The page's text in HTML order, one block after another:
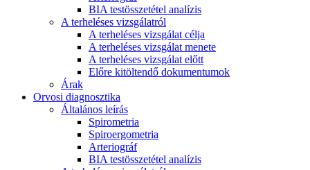
BIA testösszetétel analízis
A terheléses vizsgálatról
A terheléses vizsgálat célja
A terheléses vizsgálat menete
A terheléses vizsgálat előtt
Előre kitöltendő dokumentumok
Árak
Orvosi diagnosztika
Általános leírás
Spirometria
Spiroergometria
Arteriográf
BIA testösszetétel analízis